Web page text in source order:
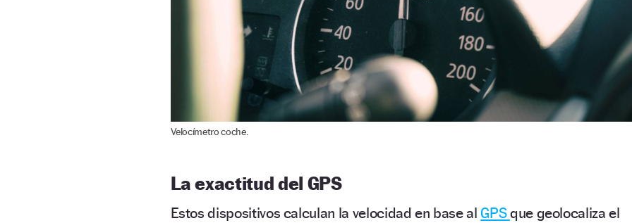
Velocímetro coche.
La exactitud del GPS
Estos dispositivos calculan la velocidad en base alGPSque geolocaliza el